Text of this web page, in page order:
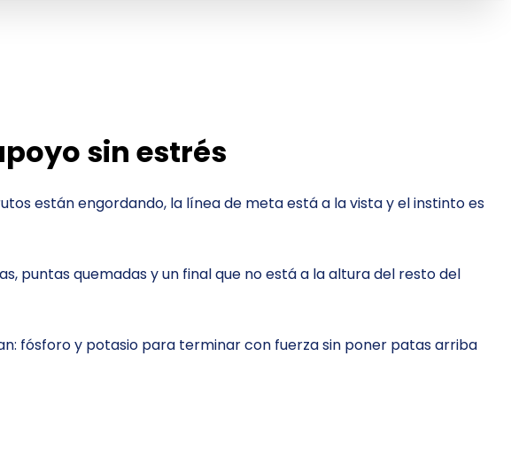
sin estrés
están engordando, la línea de meta está a la vista y el instinto es
puntas quemadas y un final que no está a la altura del resto del
fósforo y potasio para terminar con fuerza sin poner patas arriba